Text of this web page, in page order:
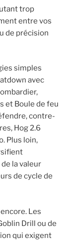
trop
entre vos
de précision
simples
avec
et Boule de feu
contre-
Hog 2.6
Plus loin,
la valeur
de cycle de
Les
Drill ou de
qui exigent